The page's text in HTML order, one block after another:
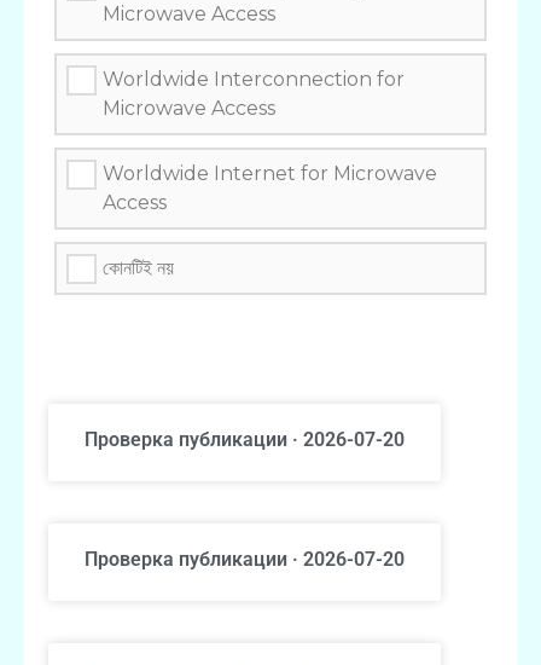
Microwave Access
Worldwide Interconnection for
Microwave Access
Worldwide Internet for Microwave
Access
কোনটিই নয়
Проверка публикации · 2026-07-20
Проверка публикации · 2026-07-20